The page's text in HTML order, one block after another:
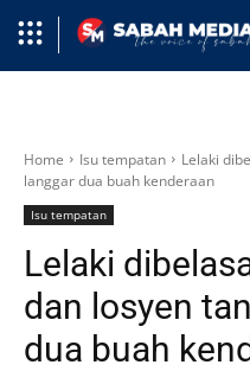
Home Isu tempatan
Lelaki
langgar dua buah kenderaan
Isu tempatan
Lelaki
dan losyen
dua buah